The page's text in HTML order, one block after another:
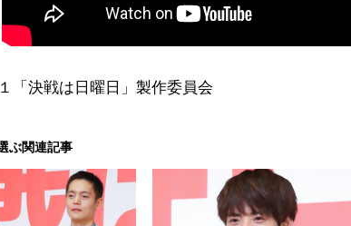
「決戦は日曜日」製作委員会
ぶ関連記事